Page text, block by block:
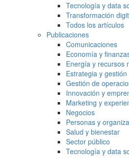
Tecnología y data
Transformación
Todos los artículos
Publicaciones
Comunicaciones
Economía y
Energía y recursos
Estrategia y gestión
Gestión de
Innovación y
Marketing y
Negocios
Personas y
Salud y bienestar
Sector público
Tecnología y data